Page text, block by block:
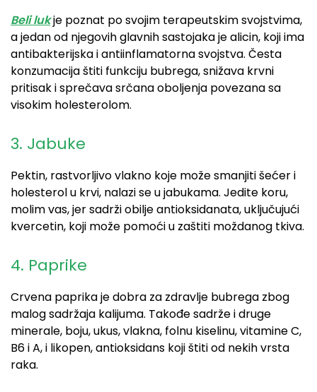
Beli lukje poznat po svojim terapeutskim svojstvima,
a jedan od njegovih glavnih sastojaka je alicin, koji ima
antibakterijska i antiinflamatorna svojstva. Česta
konzumacija štiti funkciju bubrega, snižava krvni
pritisak i sprečava srčana oboljenja povezana sa
visokim holesterolom.
3. Jabuke​
Pektin, rastvorljivo vlakno koje može smanjiti šećer i
holesterol u krvi, nalazi se u jabukama. Jedite koru,
molim vas, jer sadrži obilje antioksidanata, uključujući
kvercetin, koji može pomoći u zaštiti moždanog tkiva.
4. Paprike​
Crvena paprika je dobra za zdravlje bubrega zbog
malog sadržaja kalijuma. Takođe sadrže i druge
minerale, boju, ukus, vlakna, folnu kiselinu, vitamine C,
B6 i A, i likopen, antioksidans koji štiti od nekih vrsta
raka.